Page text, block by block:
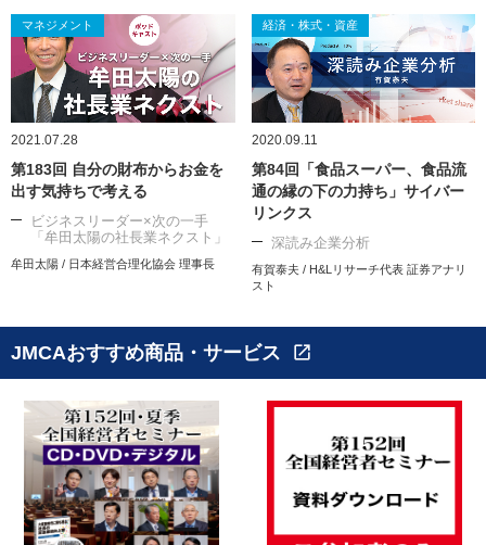
マネジメント
2021.07.28
第183回 自分の財布からお金を
出す気持ちで考える
ビジネスリーダー×次の一手
「牟田太陽の社長業ネクスト」
牟田太陽 / 日本経営合理化協会 理事長
経済・株式・資産
2020.09.11
第84回「食品スーパー、食品流
通の縁の下の力持ち」サイバー
リンクス
深読み企業分析
有賀泰夫 / H&Lリサーチ代表 証券アナリ
スト
JMCAおすすめ商品・サービス open_in_new